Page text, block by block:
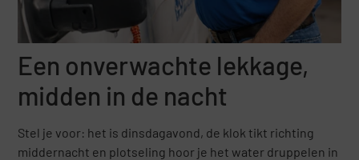
Een onverwachte lekkage,
midden in de nacht
Stel je voor: het is dinsdagavond, de klok tikt richting
middernacht en plotseling hoor je het water druppelen in